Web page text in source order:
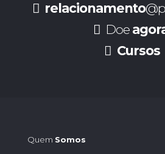
relacionamento
Doe
Cursos
Quem Somos